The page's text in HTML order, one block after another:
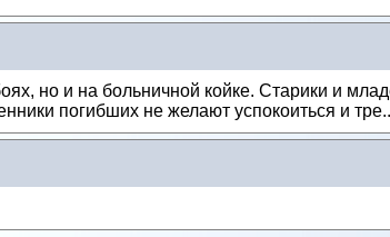
но и на больничной койке. Старики и
погибших не желают успокоиться и